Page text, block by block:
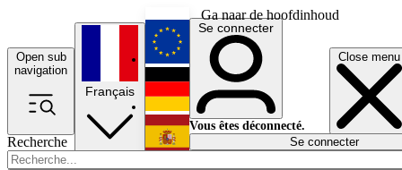
Ga naar de hoofdinhoud
Open sub
navigation
Close menu
Recherche
Français
English
Deutsch
Español
Se connecter
Vous êtes déconnecté.
Se connecter